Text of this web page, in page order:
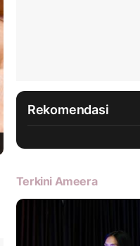
Rekomendasi
Terkini Ameera